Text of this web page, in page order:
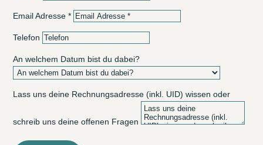
Email Adresse *
Telefon
An welchem Datum bist du dabei?
Lass uns deine Rechnungsadresse (inkl. UID) wissen oder
schreib uns deine offenen Fragen